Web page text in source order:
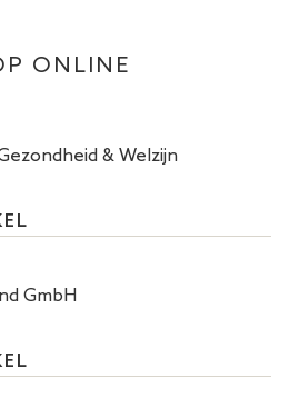
ONLINE
& Welzijn
GmbH